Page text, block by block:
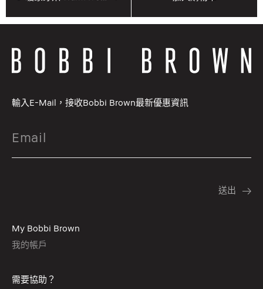
輸入E-Mail，接收Bobbi Brown最新優惠資訊
My Bobbi Brown
我的帳戶
需要協助？